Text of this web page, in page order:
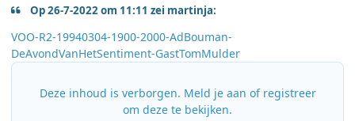
Op 26-7-2022 om 11:11 zei martinja:
VOO-R2-19940304-1900-2000-AdBouman-
DeAvondVanHetSentiment-GastTomMulder
Deze inhoud is verborgen. Meld je aan of registreer
om deze te bekijken.